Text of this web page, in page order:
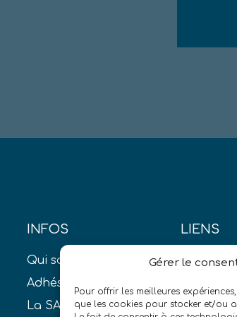
Gérer le
Pour offrir les meilleures
que les cookies pour stocker et/ou
INFOS
Qui sommes-nous?
Adhésion S.A.T.
La SAT dans la presse
LIENS
Mentions